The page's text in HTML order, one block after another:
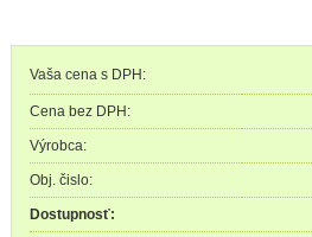
Vaša cena s DPH:
Cena bez DPH:
Výrobca:
Obj. čislo:
Dostupnosť: